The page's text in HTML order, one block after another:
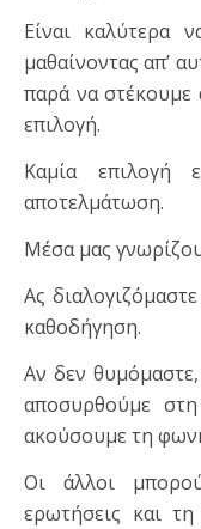
Είναι καλύτερα
μαθαίνοντας απ’
παρά να στέκουμε
επιλογή.
Καμία επιλογή
αποτελμάτωση.
Μέσα μας
Ας
καθοδήγηση.
Αν δεν
αποσυρθούμε
ακούσουμε τη
Οι άλλοι
ερωτήσεις και